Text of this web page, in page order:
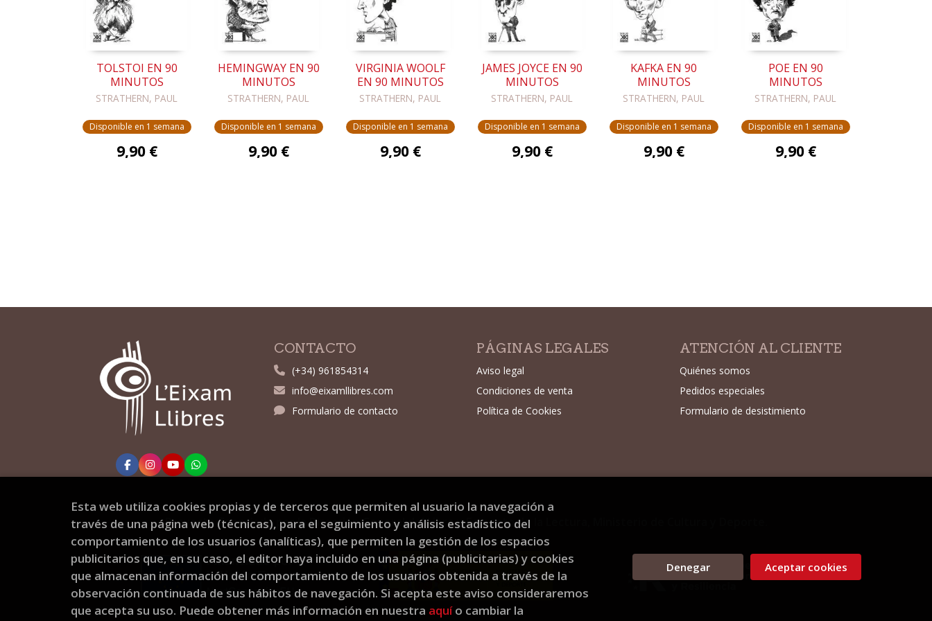
TOLSTOI EN 90
MINUTOS
STRATHERN, PAUL
Disponible en 1 semana
9,90 €
HEMINGWAY EN 90
MINUTOS
STRATHERN, PAUL
Disponible en 1 semana
9,90 €
VIRGINIA WOOLF
EN 90 MINUTOS
STRATHERN, PAUL
Disponible en 1 semana
9,90 €
JAMES JOYCE EN 90
MINUTOS
STRATHERN, PAUL
Disponible en 1 semana
9,90 €
KAFKA EN 90
MINUTOS
STRATHERN, PAUL
Disponible en 1 semana
9,90 €
POE EN 90
MINUTOS
STRATHERN, PAUL
Disponible en 1 semana
9,90 €
CONTACTO
(+34) 961854314
info@eixamllibres.com
Formulario de contacto
PÁGINAS LEGALES
Aviso legal
Condiciones de venta
Política de Cookies
ATENCIÓN AL CLIENTE
Quiénes somos
Pedidos especiales
Formulario de desistimiento
Proyecto financiado por la Dirección General del Libro y Fomento de la Lectura, Ministerio de Cultura y Deporte.
Esta web utiliza cookies propias y de terceros que permiten al usuario la navegación a
través de una página web (técnicas), para el seguimiento y análisis estadístico del
comportamiento de los usuarios (analíticas), que permiten la gestión de los espacios
publicitarios que, en su caso, el editor haya incluido en una página (publicitarias) y cookies
que almacenan información del comportamiento de los usuarios obtenida a través de la
observación continuada de sus hábitos de navegación. Si acepta este aviso consideraremos
que acepta su uso. Puede obtener más información en nuestra aquío cambiar la
Denegar Aceptar cookies